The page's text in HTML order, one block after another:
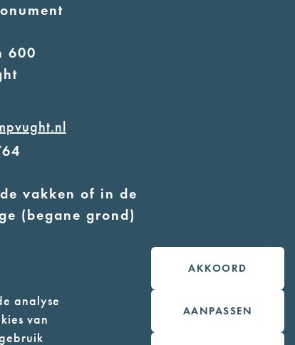
analyse
van
AKKOORD
AANPASSEN
600
vakken of in de
(begane grond)